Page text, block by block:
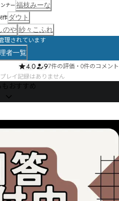
ナー 福枝みーな
作 ダウト
のや 紗々こふれ
理されています
者一覧
4.0 97件の評価 ・ 0件のコメント
レイ記録はありません
もおすすめ